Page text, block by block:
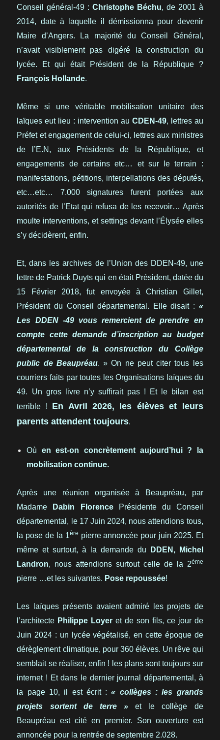
Conseil général-49 :Christophe Béchu, de 2001 à
2014, date à laquelle il démissionna pour devenir
Maire d’Angers. La majorité du Conseil Général,
n’avait visiblement pas digéré la construction du
lycée. Et qui était Président de la République ?
François Hollande.
Même si une véritable mobilisation unitaire des
laïques eut lieu : intervention au CDEN-49, lettres au
Préfet et engagement de celui-ci, lettres aux ministres
de l’E.N, aux Présidents de la République, et
engagements de certains etc… et sur le terrain :
manifestations, pétitions, interpellations des députés,
etc…etc… 7.000 signatures furent portées aux
autorités de l’Etat qui refusa de les recevoir… Après
moulte interventions, et settings devant l’Élysée elles
s’y décidèrent, enfin.
Et, dans les archives de l’Union des DDEN-49, une
lettre de Patrick Duyts qui en était Président, datée du
15 Février 2018, fut envoyée à Christian Gillet,
Président du Conseil départemental. Elle disait : «
Les DDEN -49 vous remercient de prendre en
compte cette demande d’inscription au budget
départemental de la construction du Collège
public de Beaupréau. » On ne peut citer tous les
courriers faits par toutes les Organisations laïques du
49. Un gros livre n’y suffirait pas ! Et le bilan est
terrible ! En Avril 2026, les élèves et leurs
parents attendent toujours.
Où en est-on concrètement aujourd’hui ? la
mobilisation continue.
Après une réunion organisée à Beaupréau, par
Madame
Dabin FlorencePrésidente du Conseil
départemental, le 17 Juin 2024, nous attendions tous,
la pose de la 1ère pierre annoncée pour juin 2025. Et
même et surtout, à la demande du
DDEN, Michel
Landron, nous attendions surtout celle de la 2ème
pierre …et les suivantes. Pose repoussée!
Les laïques présents avaient admiré les projets de
l’architecte Philippe Loyer et de son fils, ce jour de
Juin 2024 : un lycée végétalisé, en cette époque de
dérèglement climatique, pour 360 élèves. Un rêve qui
semblait se réaliser, enfin ! les plans sont toujours sur
internet ! Et dans le dernier journal départemental, à
la page 10, il est écrit :« collèges : les grands
projets sortent de terre » et le collège de
Beaupréau est cité en premier. Son ouverture est
annoncée pour la rentrée de septembre 2.028.